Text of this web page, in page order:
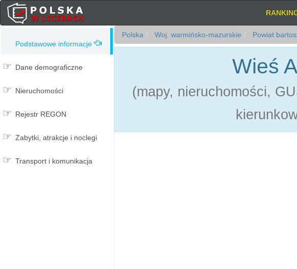
Podstawowe informacje
Dane demograficzne
Nieruchomości
Rejestr REGON
Zabytki, atrakcje i noclegi
Transport i komunikacja
Polska Woj. warmińsko-mazurskie Powiat
Wieś
(mapy, nieruchomości,